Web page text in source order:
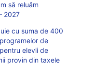
să reluăm
2027
cu suma de 400
de
elevii de
provin din taxele